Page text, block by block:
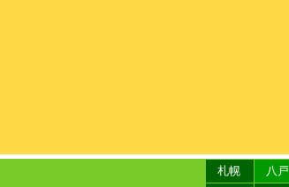
札幌 八戸